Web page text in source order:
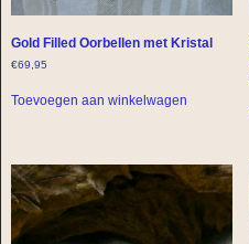
Gold Filled Oorbellen met Kristal
€69,95
Toevoegen aan winkelwagen